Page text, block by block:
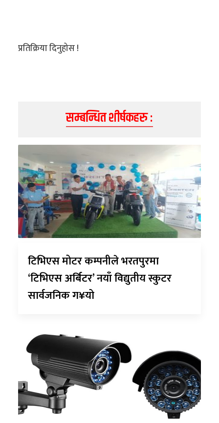
प्रतिक्रिया दिनुहोस !
सम्बन्धित शीर्षकहरु :
टिभिएस मोटर कम्पनीले भरतपुरमा
‘टिभिएस अर्बिटर’ नयाँ विद्युतीय स्कुटर
सार्वजनिक ग¥यो